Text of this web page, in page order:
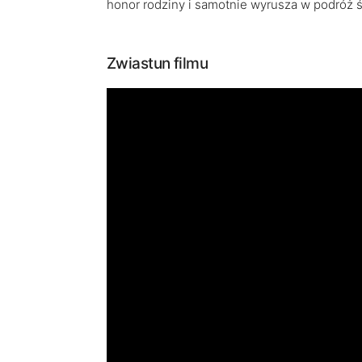
honor rodziny i samotnie wyrusza w podróż
Zwiastun filmu